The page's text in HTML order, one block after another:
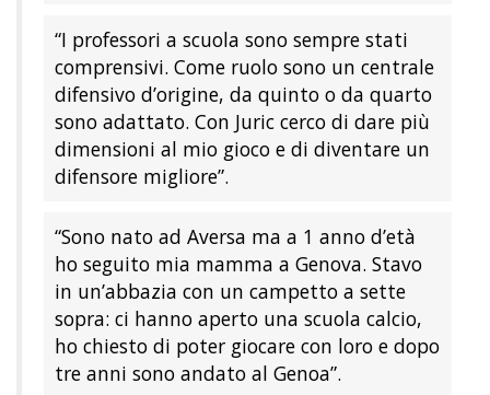
“I professori a scuola sono sempre stati
comprensivi. Come ruolo sono un centrale
difensivo d’origine, da quinto o da quarto
sono adattato. Con Juric cerco di dare più
dimensioni al mio gioco e di diventare un
difensore migliore”.
“Sono nato ad Aversa ma a 1 anno d’età
ho seguito mia mamma a Genova. Stavo
in un’abbazia con un campetto a sette
sopra: ci hanno aperto una scuola calcio,
ho chiesto di poter giocare con loro e dopo
tre anni sono andato al Genoa”.